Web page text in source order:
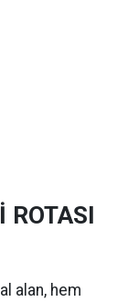
ROTASI
alan, hem